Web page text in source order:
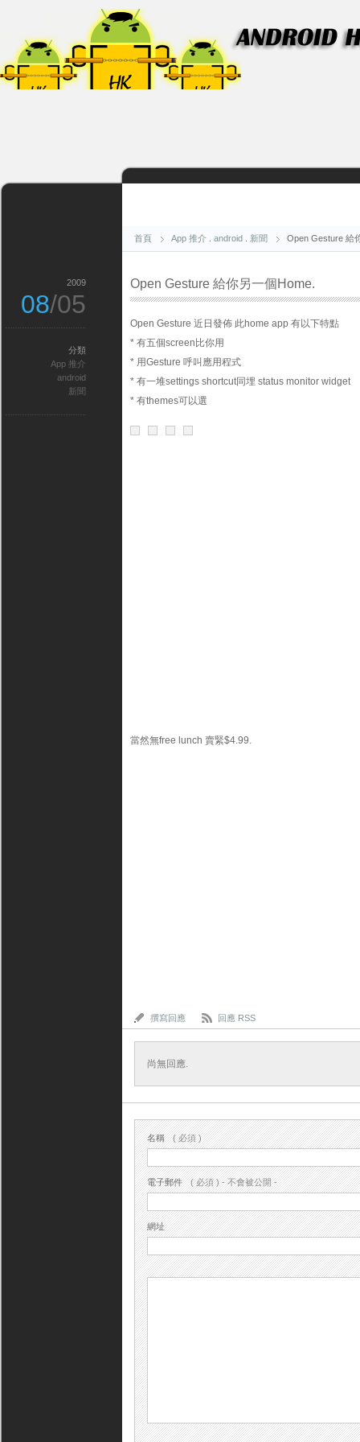
首頁 App 推介 android 新聞 Open Gesture 給
Open Gesture 給你另一個Home.
Open Gesture 近日發佈 此home app 有以下特點
* 有五個screen比你用
* 用Gesture 呼叫應用程式
* 有一堆settings shortcut同埋 status monitor widget
* 有themes可以選
當然無free lunch 賣緊$4.99.
2009
08/05
分類
App 推介
android
新聞
撰寫回應 回應 RSS
尚無回應.
名稱 ( 必須 )
電子郵件 ( 必須 ) - 不會被公開 -
網址